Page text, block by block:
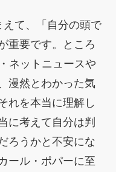
て、「自分の頭で
重要です。ところ
ネットニュースや
漫然とわかった気
れを本当に理解し
に考えて自分は判
ろうかと不安にな
ール・ポパーに至